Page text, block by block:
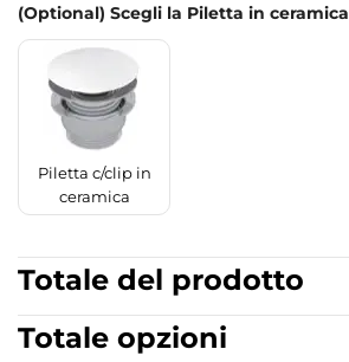
(Optional) Scegli la Piletta in ceramica
Piletta c/clip in
ceramica
Totale del prodotto
Totale opzioni